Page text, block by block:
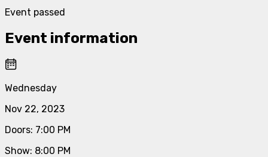
Event passed
Event information
Wednesday
Nov 22, 2023
Doors: 7:00 PM
Show: 8:00 PM